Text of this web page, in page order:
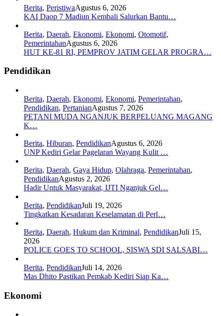
Berita, PeristiwaAgustus 6, 2026
KAI Daop 7 Madiun Kembali Salurkan Bantu…
Berita, Daerah, Ekonomi, Ekonomi, Otomotif,
PemerintahanAgustus 6, 2026
HUT KE-81 RI, PEMPROV JATIM GELAR PROGRA…
Pendidikan
Berita, Daerah, Ekonomi, Ekonomi, Pemerintahan,
Pendidikan, PertanianAgustus 7, 2026
PETANI MUDA NGANJUK BERPELUANG MAGANG
K…
Berita, Hiburan, PendidikanAgustus 6, 2026
UNP Kediri Gelar Pagelaran Wayang Kulit …
Berita, Daerah, Gaya Hidup, Olahraga, Pemerintahan,
PendidikanAgustus 2, 2026
Hadir Untuk Masyarakat, IJTI Nganjuk Gel…
Berita, PendidikanJuli 19, 2026
Tingkatkan Kesadaran Keselamatan di Perl…
Berita, Daerah, Hukum dan Kriminal, PendidikanJuli 15,
2026
POLICE GOES TO SCHOOL, SISWA SDI SALSABI…
Berita, PendidikanJuli 14, 2026
Mas Dhito Pastikan Pemkab Kediri Siap Ka…
Ekonomi